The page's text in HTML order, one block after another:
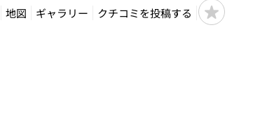
地図 ギャラリー クチコミを投稿する